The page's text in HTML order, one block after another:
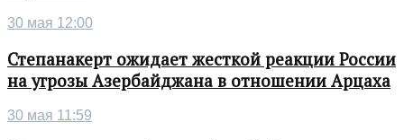
30 мая 12:00
Степанакерт ожидает жесткой реакции России
на угрозы Азербайджана в отношении Арцаха
30 мая 11:59